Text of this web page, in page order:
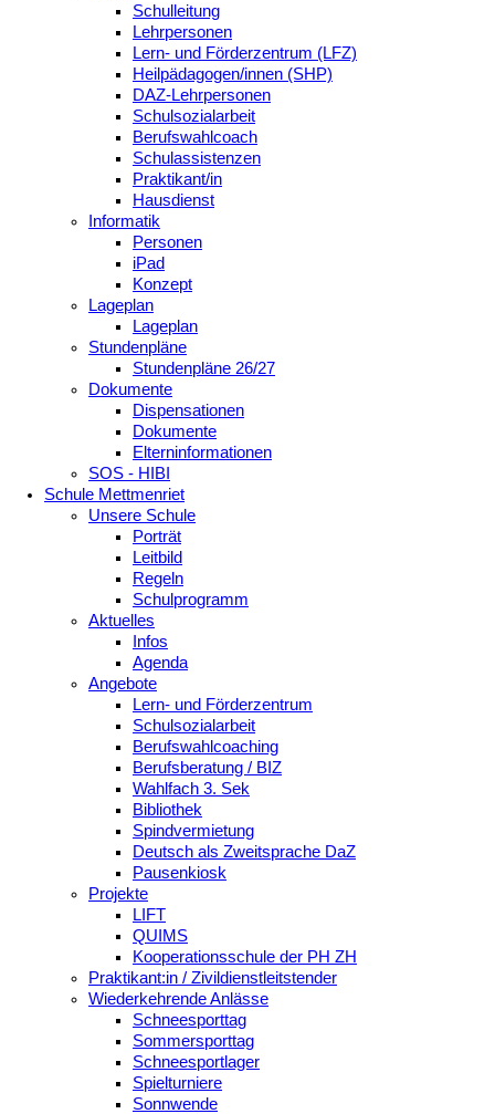
Schulleitung
Lehrpersonen
Lern- und Förderzentrum (LFZ)
Heilpädagogen/innen (SHP)
DAZ-Lehrpersonen
Schulsozialarbeit
Berufswahlcoach
Schulassistenzen
Praktikant/in
Hausdienst
Informatik
Personen
iPad
Konzept
Lageplan
Lageplan
Stundenpläne
Stundenpläne 26/27
Dokumente
Dispensationen
Dokumente
Elterninformationen
SOS - HIBI
Schule Mettmenriet
Unsere Schule
Porträt
Leitbild
Regeln
Schulprogramm
Aktuelles
Infos
Agenda
Angebote
Lern- und Förderzentrum
Schulsozialarbeit
Berufswahlcoaching
Berufsberatung / BIZ
Wahlfach 3. Sek
Bibliothek
Spindvermietung
Deutsch als Zweitsprache DaZ
Pausenkiosk
Projekte
LIFT
QUIMS
Kooperationsschule der PH ZH
Praktikant:in / Zivildienstleitstender
Wiederkehrende Anlässe
Schneesporttag
Sommersporttag
Schneesportlager
Spielturniere
Sonnwende